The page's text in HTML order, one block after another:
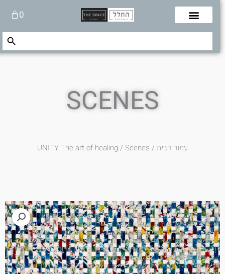
0עגלת
קניות
Search
Search Button
SCENES
עמוד הבית/
UNITY The art of healing/ Scenes